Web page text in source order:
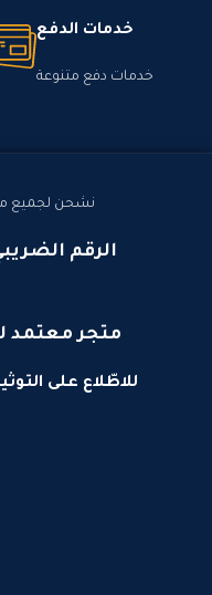
خدمات الدفع
خدمات دفع متنوعة
نشحن لجميع
الرقم الضريبي :
متجر معتمد
للاطّلاع على